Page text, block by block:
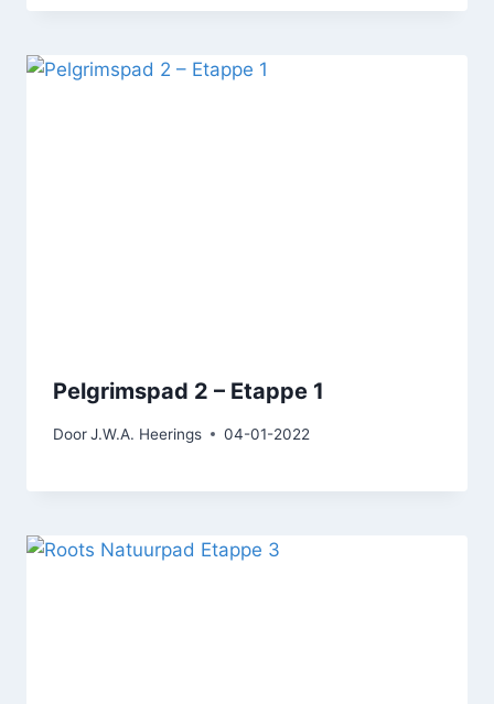
Pelgrimspad 2 – Etappe 1
DoorJ.W.A. Heerings 04-01-2022